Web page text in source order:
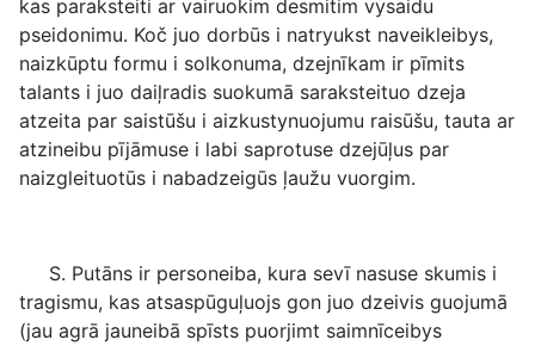
kas paraksteiti ar vairuokim desmitim vysaidu
pseidonimu. Koč juo dorbūs i natryukst naveikleibys,
naizkūptu formu i solkonuma, dzejnīkam ir pīmits
talants i juo daiļradis suokumā saraksteituo dzeja
atzeita par saistūšu i aizkustynuojumu raisūšu, tauta ar
atzineibu pījāmuse i labi saprotuse dzejūļus par
naizgleituotūs i nabadzeigūs ļaužu vuorgim.
S. Putāns ir personeiba, kura sevī nasuse skumis i
tragismu, kas atsaspūguļuojs gon juo dzeivis guojumā
(jau agrā jauneibā spīsts puorjimt saimnīceibys